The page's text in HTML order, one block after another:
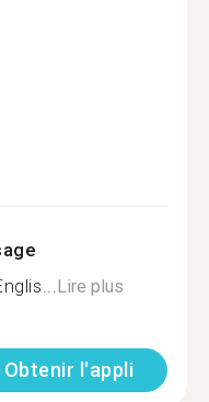
Lire plus
Obtenir l'appli